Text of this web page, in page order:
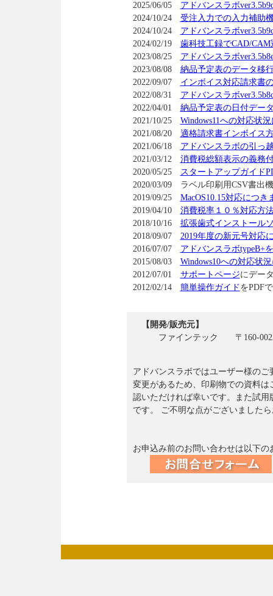
2025/06/05 アドバンスラボ
2024/10/24 受注入力での入力補助
2024/10/24 アドバンスラボ
2024/02/19 歯科技工録でCAD/
2023/08/25 アドバンスラボ
2023/08/08 納品予定表のデータ移
2022/09/07 インボイス対応請求書
2022/08/31 アドバンスラボ
2022/04/01 納品予定表の日付デー
2021/10/25 Windows11への対応状
2021/08/20 適格請求書インボイス
2021/06/18 アドバンスラボの引っ
2021/03/12 消費税総額表示の義務
2020/05/25 スタートアップガイド
2020/03/09 ラベル印刷用CSV書出
2019/09/25 MacOS10.15対応につき
2019/04/10 消費税率１０％対応方
2018/10/16 拡張歯式インストール
2018/09/07 2019年度の新元号対応
2016/07/07 アドバンスラボtypeB+
2015/08/03 Windows10への対応状
2012/07/01 サポートページにデー
2012/02/14 簡単操作ガイド をPDF
【開発/販売元】
ファインテック 〒160-0023 東
アドバンスラボではユーザー様の
変更があるため、印刷物での資料
認いただければ幸いです。また試
です。 ご不明な点がございました
お申込み前のお問い合わせは以下